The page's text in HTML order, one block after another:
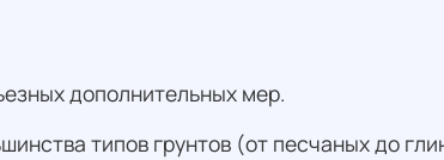
дополнительных мер.
типов грунтов (от песчаных до